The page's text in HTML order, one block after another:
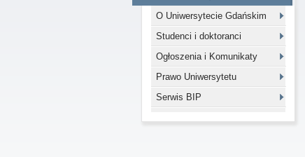
O Uniwersytecie Gdańskim
Studenci i doktoranci
Ogłoszenia i Komunikaty
Prawo Uniwersytetu
Serwis BIP